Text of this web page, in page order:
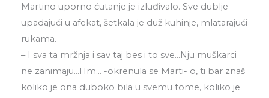
Martino uporno ćutanje je izluđivalo. Sve dublje
upadajući u afekat, šetkala je duž kuhinje, mlatarajući
rukama.
– I sva ta mržnja i sav taj bes i to sve…Nju muškarci
ne zanimaju…Hm… -okrenula se Marti- o, ti bar znaš
koliko je ona duboko bila u svemu tome, koliko je